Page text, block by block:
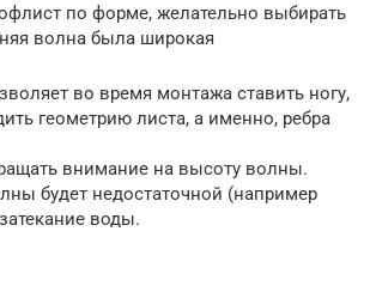
по форме, желательно выбирать
волна была широкая
во время монтажа ставить ногу,
геометрию листа, а именно, ребра
внимание на высоту волны.
будет недостаточной (например
воды.